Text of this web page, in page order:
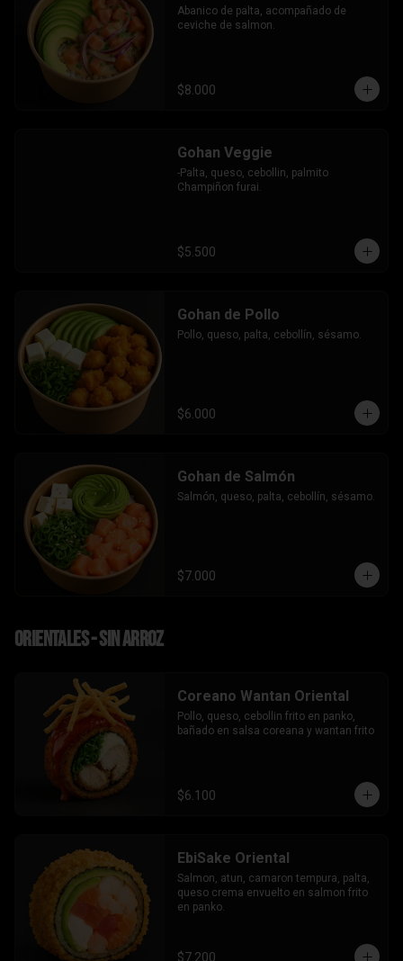
Abanico de palta, acompañado de
ceviche de salmon.
$8.000
Gohan Veggie
-Palta, queso, cebollin, palmito
Champiñon furai.
$5.500
Gohan de Pollo
Pollo, queso, palta, cebollín, sésamo.
$6.000
Gohan de Salmón
Salmón, queso, palta, cebollín, sésamo.
$7.000
Orientales - sin arroz
Coreano Wantan Oriental
Pollo, queso, cebollin frito en panko,
bañado en salsa coreana y wantan frito
$6.100
EbiSake Oriental
Salmon, atun, camaron tempura, palta,
queso crema envuelto en salmon frito
en panko.
$7.200